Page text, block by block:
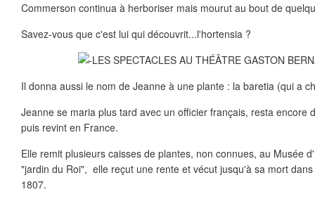
Commerson continua à herboriser mais mourut au bout de
Savez-vous que c'est lui qui découvrit...l'hortensia ?
Il donna aussi le nom de Jeanne à une plante : la baretia (qui a
Jeanne se maria plus tard avec un officier français, resta encore
puis revint en France.
Elle remit plusieurs caisses de plantes, non connues, au Musée
"jardin du Roi", elle reçut une rente et vécut jusqu'à sa mort
1807.